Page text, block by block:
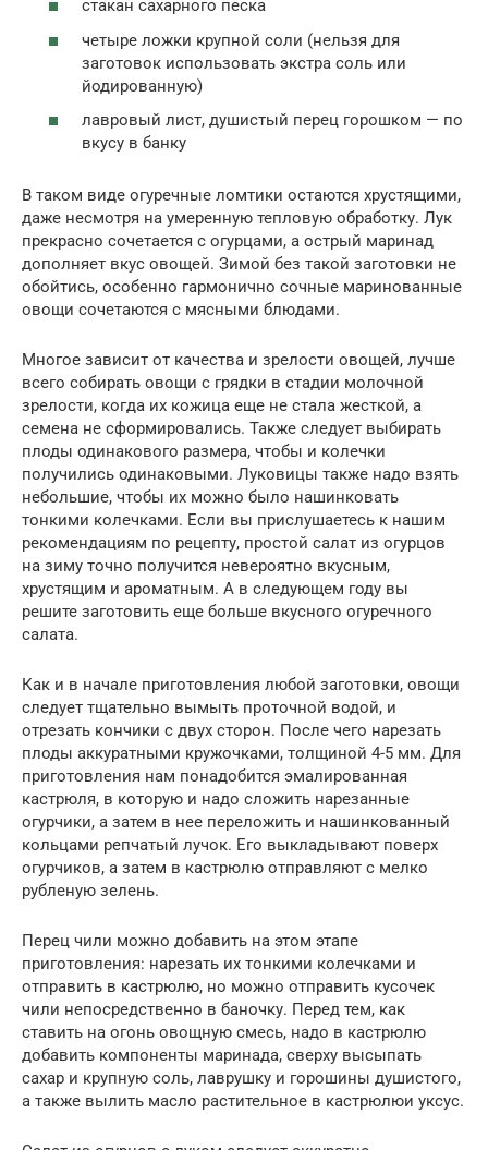
стакан сахарного песка
четыре ложки крупной соли (нельзя для
заготовок использовать экстра соль или
йодированную)
лавровый лист, душистый перец горошком — по
вкусу в банку
В таком виде огуречные ломтики остаются хрустящими,
даже несмотря на умеренную тепловую обработку. Лук
прекрасно сочетается с огурцами, а острый маринад
дополняет вкус овощей. Зимой без такой заготовки не
обойтись, особенно гармонично сочные маринованные
овощи сочетаются с мясными блюдами.
Многое зависит от качества и зрелости овощей, лучше
всего собирать овощи с грядки в стадии молочной
зрелости, когда их кожица еще не стала жесткой, а
семена не сформировались. Также следует выбирать
плоды одинакового размера, чтобы и колечки
получились одинаковыми. Луковицы также надо взять
небольшие, чтобы их можно было нашинковать
тонкими колечками. Если вы прислушаетесь к нашим
рекомендациям по рецепту, простой салат из огурцов
на зиму точно получится невероятно вкусным,
хрустящим и ароматным. А в следующем году вы
решите заготовить еще больше вкусного огуречного
салата.
Как и в начале приготовления любой заготовки, овощи
следует тщательно вымыть проточной водой, и
отрезать кончики с двух сторон. После чего нарезать
плоды аккуратными кружочками, толщиной 4-5 мм. Для
приготовления нам понадобится эмалированная
кастрюля, в которую и надо сложить нарезанные
огурчики, а затем в нее переложить и нашинкованный
кольцами репчатый лучок. Его выкладывают поверх
огурчиков, а затем в кастрюлю отправляют с мелко
рубленую зелень.
Перец чили можно добавить на этом этапе
приготовления: нарезать их тонкими колечками и
отправить в кастрюлю, но можно отправить кусочек
чили непосредственно в баночку. Перед тем, как
ставить на огонь овощную смесь, надо в кастрюлю
добавить компоненты маринада, сверху высыпать
сахар и крупную соль, лаврушку и горошины душистого,
а также вылить масло растительное в кастрюлюи уксус.